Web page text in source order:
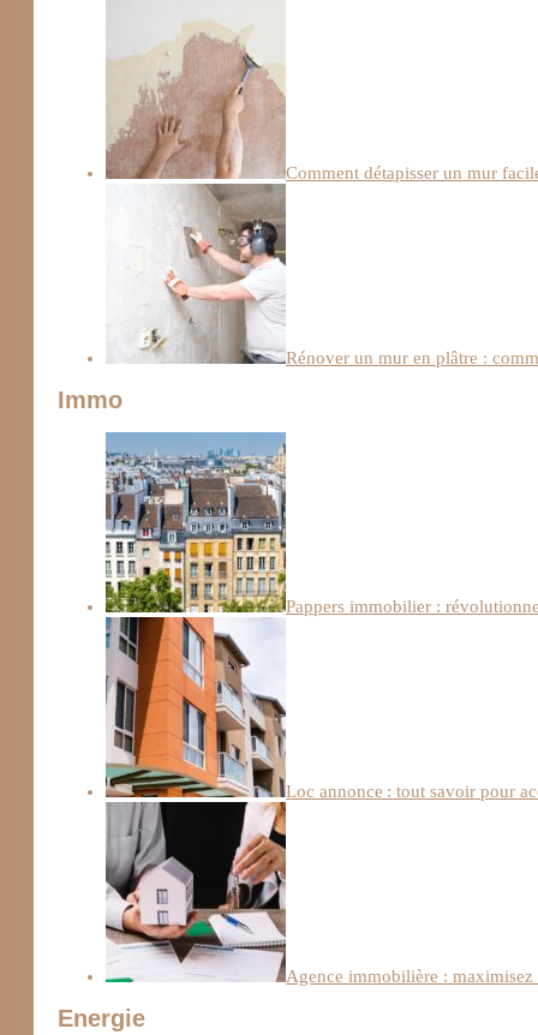
Comment détapisser un mur
Rénover un mur en plâtre :
Immo
Pappers immobilier :
Loc annonce : tout savoir pour
Agence immobilière :
Energie